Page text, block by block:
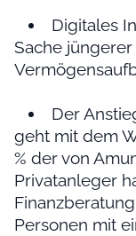
Digitales
Sache
Der
geht mit dem
% der von
Privatanleger
Personen mit